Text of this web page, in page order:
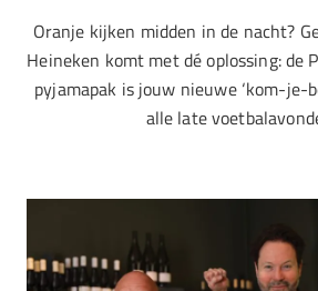
Oranje kijken midden in de nacht?
Heineken komt met dé oplossing: de
pyjamapak is jouw nieuwe ‘kom-je-
alle late